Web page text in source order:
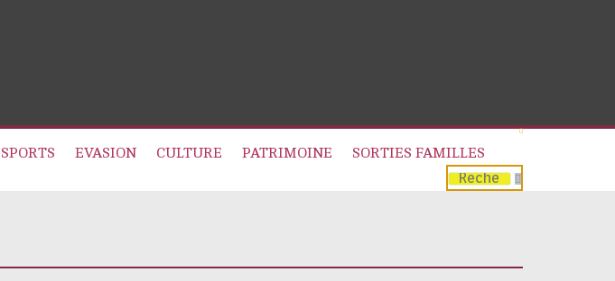
SPORTS EVASION CULTURE PATRIMOINE
SORTIES FAMILLES